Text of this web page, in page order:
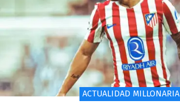
ACTUALIDAD MILLONARIA